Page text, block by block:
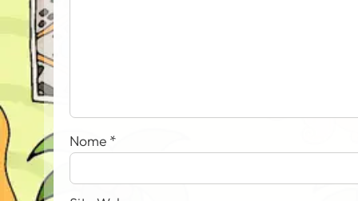
Nome *